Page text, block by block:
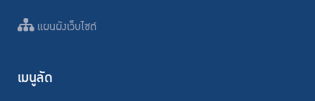
แผนผังเว็บไซต์
เมนูลัด